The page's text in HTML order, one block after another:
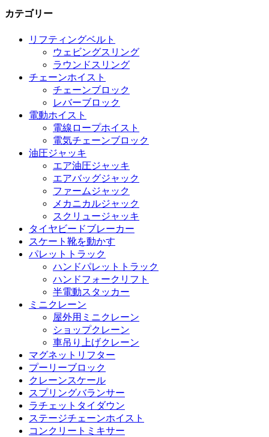
カテゴリー
リフティングベルト
ウェビングスリング
ラウンドスリング
チェーンホイスト
チェーンブロック
レバーブロック
電動ホイスト
電線ロープホイスト
電気チェーンブロック
油圧ジャッキ
エア油圧ジャッキ
エアバッグジャック
ファームジャック
メカニカルジャック
スクリュージャッキ
タイヤビードブレーカー
スケート靴を動かす
パレットトラック
ハンドパレットトラック
ハンドフォークリフト
半電動スタッカー
ミニクレーン
屋外用ミニクレーン
ショップクレーン
車吊り上げクレーン
マグネットリフター
プーリーブロック
クレーンスケール
スプリングバランサー
ラチェットタイダウン
ステージチェーンホイスト
コンクリートミキサー